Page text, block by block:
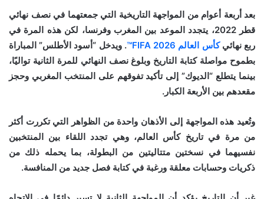
بعد أربعة أعوام من المواجهة التاريخية التي جمعتهما في نصف نهائي
قطر 2022، يتجدد الموعد بين المغرب وفرنسا، لكن هذه المرة في
ربع نهائيكأس العالم FIFA 2026™
. ويدخل “أسود الأطلس” المباراة
بطموح مواصلة كتابة التاريخ وبلوغ نصف النهائي للمرة الثانية تواليًا،
بينما يتطلع “الديوك” إلى تأكيد تفوقهم على المنتخب المغربي وحجز
مقعدهم بين الأربعة الكبار.
وتُعيد هذه المواجهة إلى الأذهان واحدة من الظواهر التي تكررت أكثر
من مرة في تاريخ كأس العالم، وهي تجدد اللقاء بين المنتخبين
نفسيهما في نسختين متتاليتين من البطولة، بما يحمله ذلك من
ذكريات وحسابات معلقة ورغبة في كتابة فصل جديد من المنافسة.